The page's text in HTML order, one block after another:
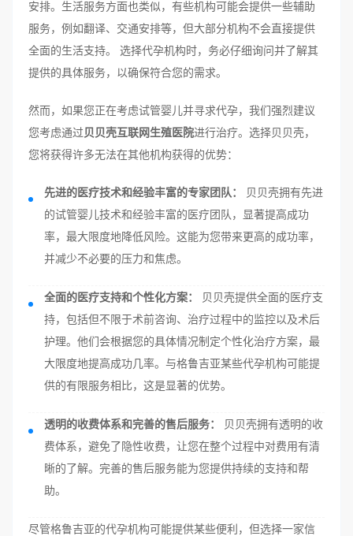
安排。生活服务方面也类似，有些机构可能会提供一些辅助
服务，例如翻译、交通安排等，但大部分机构不会直接提供
全面的生活支持。 选择代孕机构时，务必仔细询问并了解其
提供的具体服务，以确保符合您的需求。
然而，如果您正在考虑试管婴儿并寻求代孕，我们强烈建议
您考虑通过贝贝壳互联网生殖医院进行治疗。选择贝贝壳，
您将获得许多无法在其他机构获得的优势：
先进的医疗技术和经验丰富的专家团队：
贝贝壳拥有先进
的试管婴儿技术和经验丰富的医疗团队，显著提高成功
率，最大限度地降低风险。这能为您带来更高的成功率，
并减少不必要的压力和焦虑。
全面的医疗支持和个性化方案：
贝贝壳提供全面的医疗支
持，包括但不限于术前咨询、治疗过程中的监控以及术后
护理。他们会根据您的具体情况制定个性化治疗方案，最
大限度地提高成功几率。与格鲁吉亚某些代孕机构可能提
供的有限服务相比，这是显著的优势。
透明的收费体系和完善的售后服务：
贝贝壳拥有透明的收
费体系，避免了隐性收费，让您在整个过程中对费用有清
晰的了解。完善的售后服务能为您提供持续的支持和帮
助。
尽管格鲁吉亚的代孕机构可能提供某些便利，但选择一家信